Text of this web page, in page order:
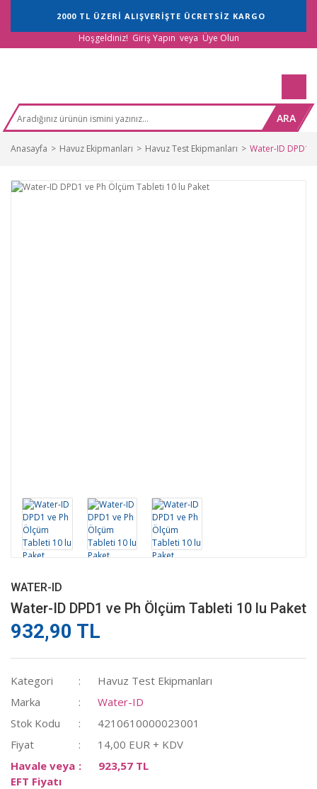
2000 TL ÜZERİ ALIŞVERİŞTE ÜCRETSİZ KARGO
Hoşgeldiniz! Giriş Yapın veya Üye Olun
ARA
Anasayfa Havuz Ekipmanları Havuz Test Ekipmanları Water-ID DPD1
WATER-ID
Water-ID DPD1 ve Ph Ölçüm Tableti 10 lu Paket
932,90 TL
Kategori
Havuz Test Ekipmanları
Marka
Water-ID
Stok Kodu
4210610000023001
Fiyat
14,00 EUR + KDV
Havale veya
EFT Fiyatı
923,57 TL